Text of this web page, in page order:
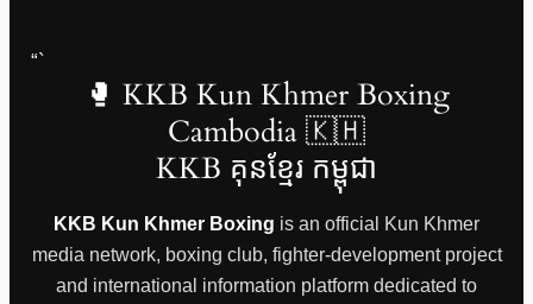
“`
🥊 KKB Kun Khmer Boxing
Cambodia 🇰🇭
KKB គុនខ្មែរ កម្ពុជា
KKB Kun Khmer Boxing is an official Kun Khmer
media network, boxing club, fighter-development project
and international information platform dedicated to